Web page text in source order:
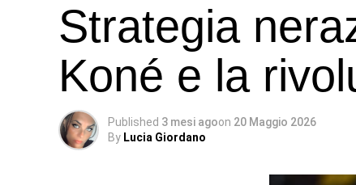
Strategia
Koné e la
Published 3 mesi agoon 20 Maggio 2026
By Lucia Giordano